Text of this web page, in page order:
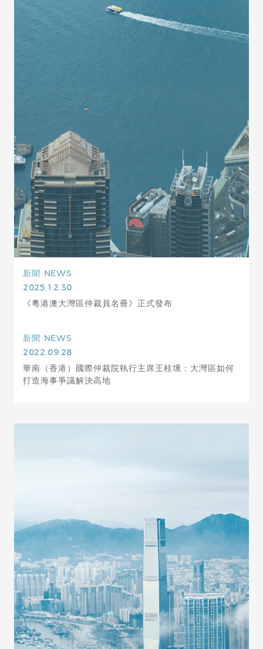
新聞 NEWS
2025.12.30
《粵港澳大灣區仲裁員名冊》正式發布
新聞 NEWS
2022.09.28
華南（香港）國際仲裁院執行主席王桂壎：大灣區如何
打造海事爭議解決高地